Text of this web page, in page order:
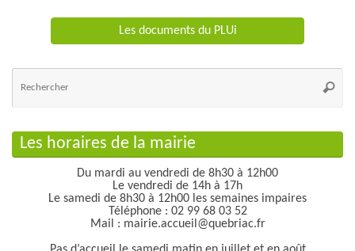
Les documents du PLUi
Les horaires de la mairie
Du mardi au vendredi de 8h30 à 12h00
Le vendredi de 14h à 17h
Le samedi de 8h30 à 12h00 les semaines impaires
Téléphone : 02 99 68 03 52
Mail : mairie.accueil@quebriac.fr